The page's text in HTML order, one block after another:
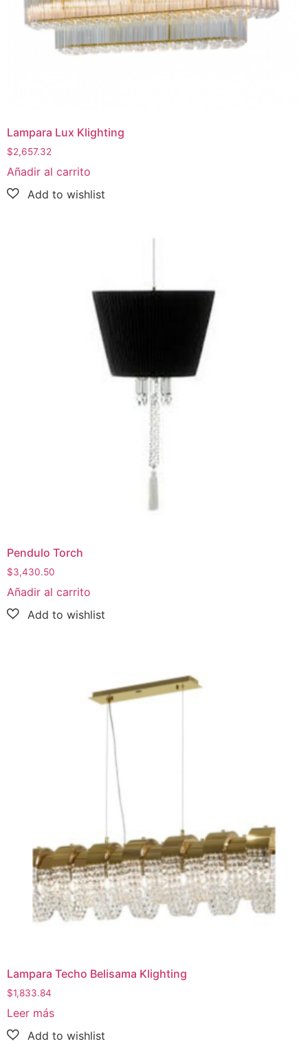
Lampara Lux Klighting
$2,657.32
Añadir al carrito
Pendulo Torch
$3,430.50
Añadir al carrito
Lampara Techo Belisama Klighting
$1,833.84
Leer más